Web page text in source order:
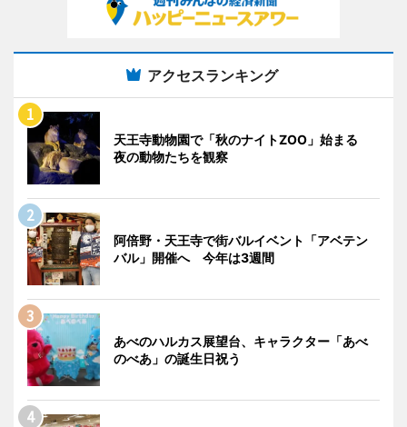
アクセスランキング
天王寺動物園で「秋のナイトZOO」始まる
夜の動物たちを観察
阿倍野・天王寺で街バルイベント「アベテン
バル」開催へ 今年は3週間
あべのハルカス展望台、キャラクター「あべ
のべあ」の誕生日祝う